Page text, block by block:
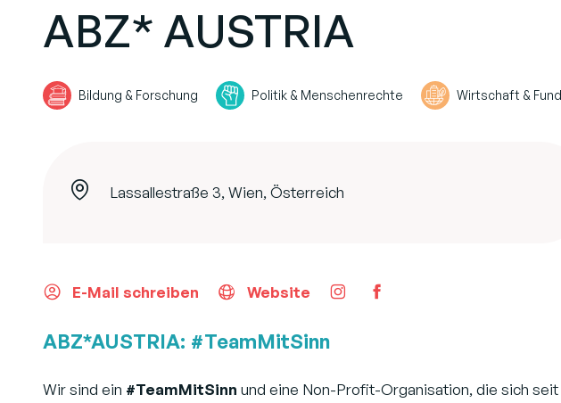
ABZ* AUSTRIA
Bildung & Forschung Politik & Menschenrechte Wirtschaft &
Lassallestraße 3, Wien, Österreich
E-Mail schreiben Website
ABZ*AUSTRIA: #TeamMitSinn
Wir sind ein #TeamMitSinn und eine Non-Profit-Organisation, die sich seit